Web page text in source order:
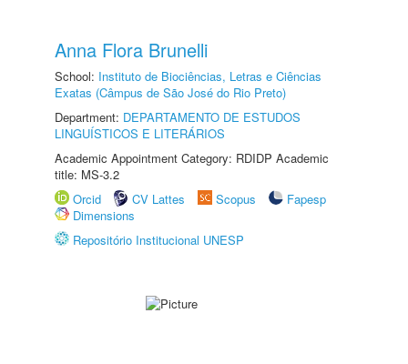
Anna Flora Brunelli
School: Instituto de Biociências, Letras e Ciências
Exatas (Câmpus de São José do Rio Preto)
Department: DEPARTAMENTO DE ESTUDOS
LINGUÍSTICOS E LITERÁRIOS
Academic Appointment Category: RDIDP Academic
title: MS-3.2
Orcid
CV Lattes Scopus
Fapesp
Dimensions
Repositório Institucional UNESP